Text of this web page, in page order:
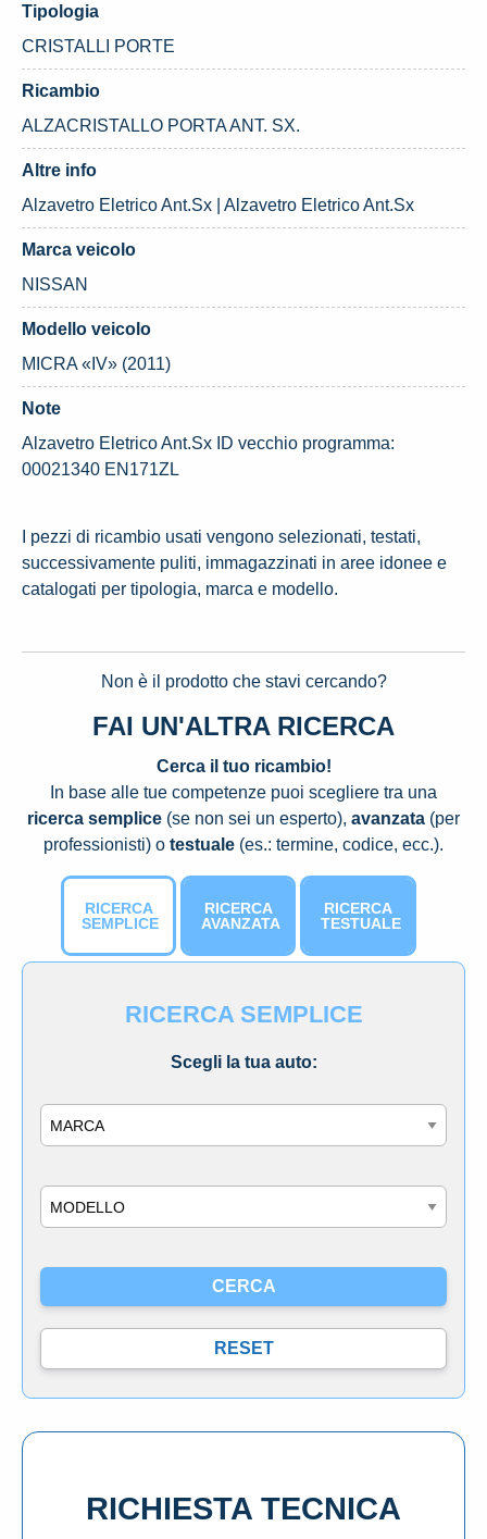
Tipologia
CRISTALLI PORTE
Ricambio
ALZACRISTALLO PORTA ANT. SX.
Altre info
Alzavetro Eletrico Ant.Sx | Alzavetro Eletrico Ant.Sx
Marca veicolo
NISSAN
Modello veicolo
MICRA «IV» (2011)
Note
Alzavetro Eletrico Ant.Sx ID vecchio programma:
00021340 EN171ZL
I pezzi di ricambio usati vengono selezionati, testati,
successivamente puliti, immagazzinati in aree idonee e
catalogati per tipologia, marca e modello.
Non è il prodotto che stavi cercando?
FAI UN'ALTRA RICERCA
Cerca il tuo ricambio!
In base alle tue competenze puoi scegliere tra una
ricerca semplice (se non sei un esperto), avanzata (per
professionisti) o testuale (es.: termine, codice, ecc.).
RICERCA
SEMPLICE
RICERCA
AVANZATA
RICERCA
TESTUALE
RICERCA SEMPLICE
Scegli la tua auto:
RICHIESTA TECNICA